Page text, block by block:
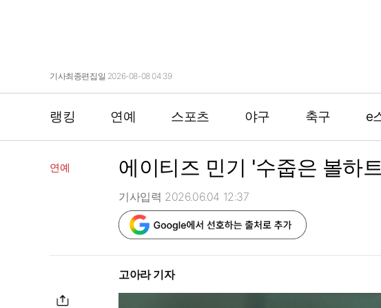
기사최종편집일 2026-08-08 04:39
랭킹 연예 스포츠 야구 축구 e
연예 에이티즈 민기 '수줍은 볼하
기사입력 2026.06.04 12:37
고아라 기자